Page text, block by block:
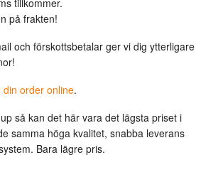
tillkommer.
på frakten!
och förskottsbetalar ger vi dig ytterligare
din order online.
så kan det här vara det lägsta priset i
samma höga kvalitet, snabba leverans
Bara lägre pris.